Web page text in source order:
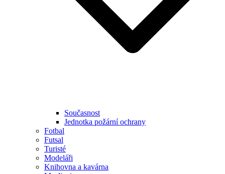
Současnost
Jednotka požární ochrany
Fotbal
Futsal
Turisté
Modeláři
Knihovna a kavárna